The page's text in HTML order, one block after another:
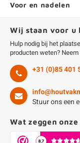
Voor en nadelen
Wij staan voor u
Hulp nodig bij het
producten weten?
+31 (0)85 401
Stuur ons een
Wat zeggen